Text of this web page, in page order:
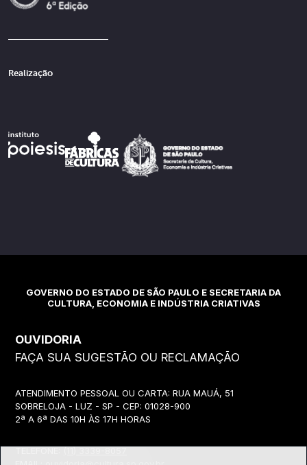
Realização
GOVERNO DO ESTADO DE SÃO PAULO E SECRETARIA DA
CULTURA, ECONOMIA E INDÚSTRIA CRIATIVAS
OUVIDORIA
FAÇA SUA SUGESTÃO OU RECLAMAÇÃO
ATENDIMENTO PESSOAL OU CARTA: RUA MAUÁ, 51
SOBRELOJA - LUZ - SP - CEP: 01028-900
2ª A 6ª DAS 10H ÀS 17H HORAS